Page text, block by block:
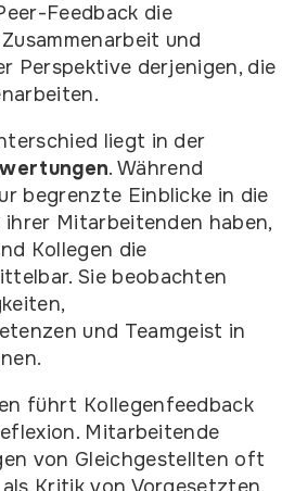
Feedback die
und
Perspektive derjenigen, die
liegt in der
. Während
begrenzte Einblicke in die
Mitarbeitenden haben,
Kollegen die
Sie beobachten
und Teamgeist in
führt Kollegenfeedback
Mitarbeitende
von Gleichgestellten oft